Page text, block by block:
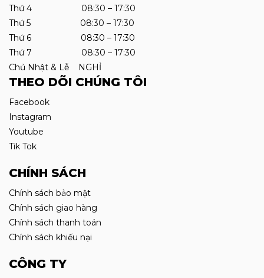
Thứ 4 08:30 – 17:30
Thứ 5 08:30 – 17:30
Thứ 6 08:30 – 17:30
Thứ 7 08:30 – 17:30
Chủ Nhật & Lễ NGHỈ
THEO DÕI CHÚNG TÔI
Facebook
Instagram
Youtube
Tik Tok
CHÍNH SÁCH
Chính sách bảo mật
Chính sách giao hàng
Chính sách thanh toán
Chính sách khiếu nại
CÔNG TY